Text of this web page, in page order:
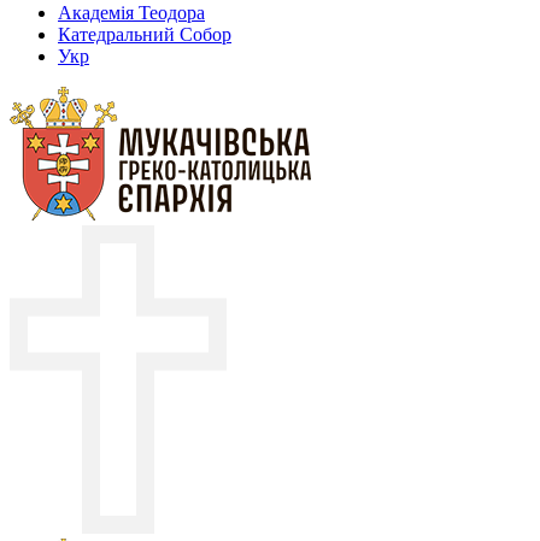
Академія Теодора
Катедральний Собор
Укр